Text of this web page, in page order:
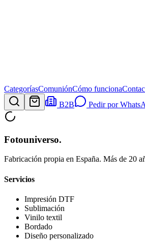
CategoríasComuniónCómo funciona
B2B
Pedir por
Fotouniverso.
Fabricación propia en España. Más de 20
Servicios
Impresión DTF
Sublimación
Vinilo textil
Bordado
Diseño personalizado